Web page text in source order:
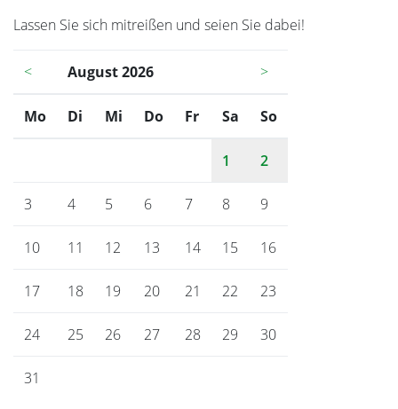
Lassen Sie sich mitreißen und seien Sie dabei!
< August 2026 >
Mo ntag
Di enstag
Mi ttwoch
Do nnerstag
Fr eitag
Sa mstag
So
1 2
3 4 5 6 7 8 9
10 11 12 13 14 15 16
17 18 19 20 21 22 23
24 25 26 27 28 29 30
31